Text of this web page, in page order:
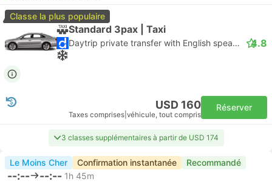
Classe la plus populaire
Standard 3pax | Taxi
Daytrip private transfer with English speaking driver 4.8
USD 160
Taxes comprises véhicule, tout compris
Réserver
3 classes supplémentaires à partir de USD 174
Le Moins Cher Confirmation instantanée Recommandé
--:-- --:-- 1h 45m